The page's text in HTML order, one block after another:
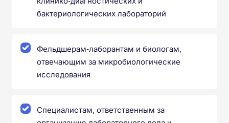
бактериологических лабораторий
Фельдшерам‑лаборантам и биологам,
отвечающим за микробиологические
исследования
Специалистам, ответственным за